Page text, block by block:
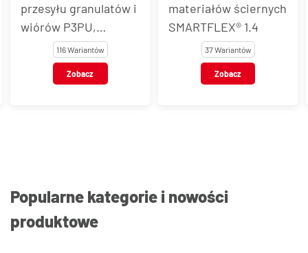
przesyłu granulatów i
wiórów P3PU,
P3PUAS, P3PUEL
116 Wariantów
Zobacz
materiałów ściernych
SMARTFLEX® 1.4
37 Wariantów
Zobacz
Popularne kategorie i nowości
produktowe